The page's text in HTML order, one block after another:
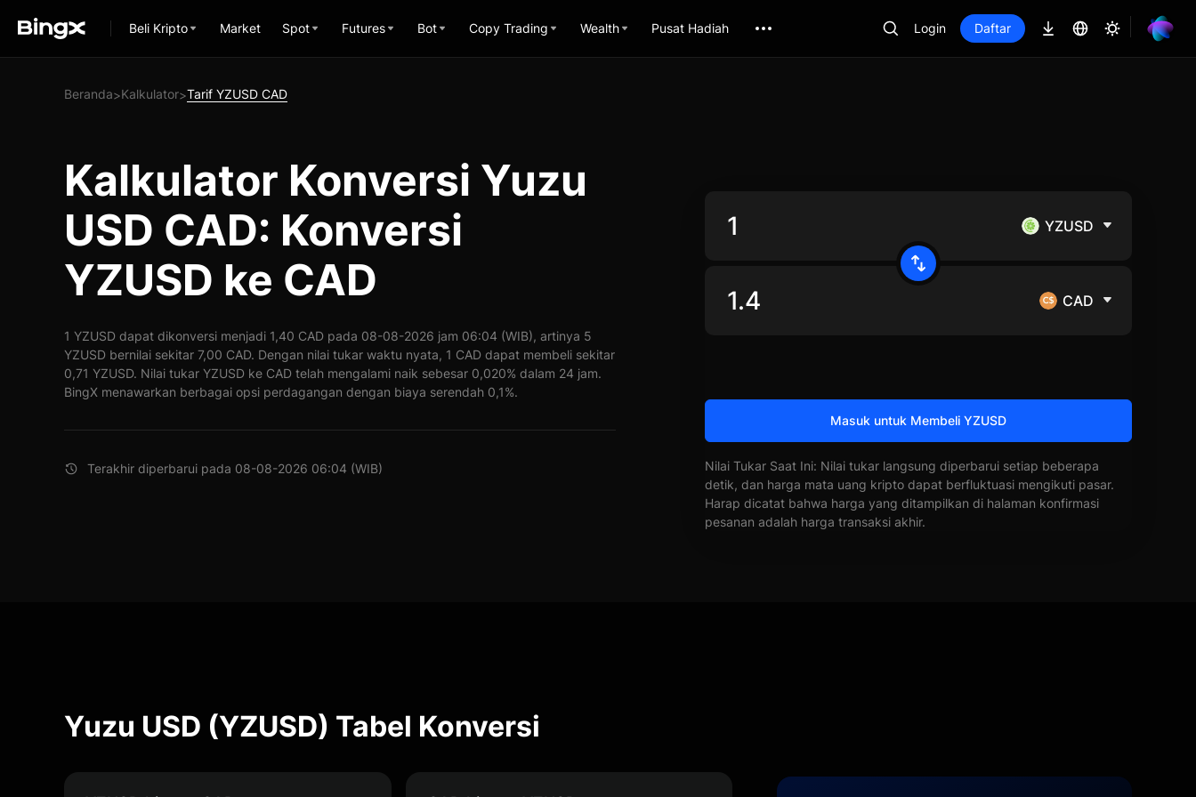
Beli Kripto Market Spot Futures Bot Copy Trading Wealth Pusat Hadiah Login Daftar
Beranda>Kalkulator>Tarif YZUSD CAD
Kalkulator Konversi Yuzu
USD CAD: Konversi
YZUSD ke CAD
1 YZUSD dapat dikonversi menjadi 1,40 CAD pada 08-08-2026 jam 06:04 (WIB), artinya 5
YZUSD bernilai sekitar 7,00 CAD. Dengan nilai tukar waktu nyata, 1 CAD dapat membeli sekitar
0,71 YZUSD. Nilai tukar YZUSD ke CAD telah mengalami naik sebesar 0,020% dalam 24 jam.
BingX menawarkan berbagai opsi perdagangan dengan biaya serendah 0,1%.
Terakhir diperbarui pada 08-08-2026 06:04 (WIB)
YZUSD
CAD
Masuk untuk Membeli YZUSD
Nilai Tukar Saat Ini: Nilai tukar langsung diperbarui setiap beberapa
detik, dan harga mata uang kripto dapat berfluktuasi mengikuti pasar.
Harap dicatat bahwa harga yang ditampilkan di halaman konfirmasi
pesanan adalah harga transaksi akhir.
Yuzu USD (YZUSD) Tabel Konversi